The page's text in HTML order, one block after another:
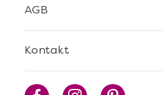
Kontakt
AGB